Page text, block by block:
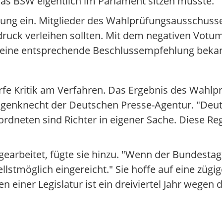
ein. Mitglieder des
verleihen sollten. Mit dem negativen
entsprechende Beschlussempfehlung
Kritik am Verfahren. Das Ergebnis des
der Deutschen Presse-Agentur.
sind Richter in eigener Sache. Diese
fügte sie hinzu. "Wenn der
eingereicht." Sie hoffe auf eine
einer Legislatur ist ein dreiviertel Jahr wegen